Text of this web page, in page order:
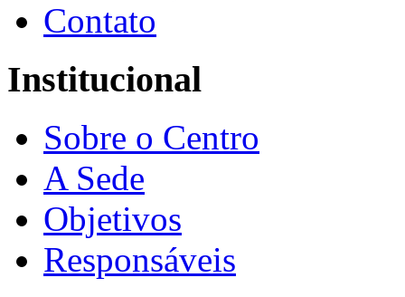
Contato
Institucional
Sobre o Centro
A Sede
Objetivos
Responsáveis